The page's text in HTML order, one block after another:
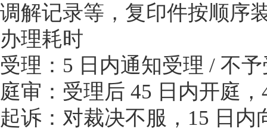
调解记录等，复印件按顺序
办理耗时
受理：5 日内通知受理 / 不
庭审：受理后 45 日内开庭
起诉：对裁决不服，15 日